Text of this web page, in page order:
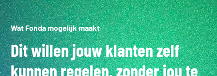
Wat Fonda mogelijk maakt
Dit willen jouw klanten zelf
kunnen regelen, zonder jou te